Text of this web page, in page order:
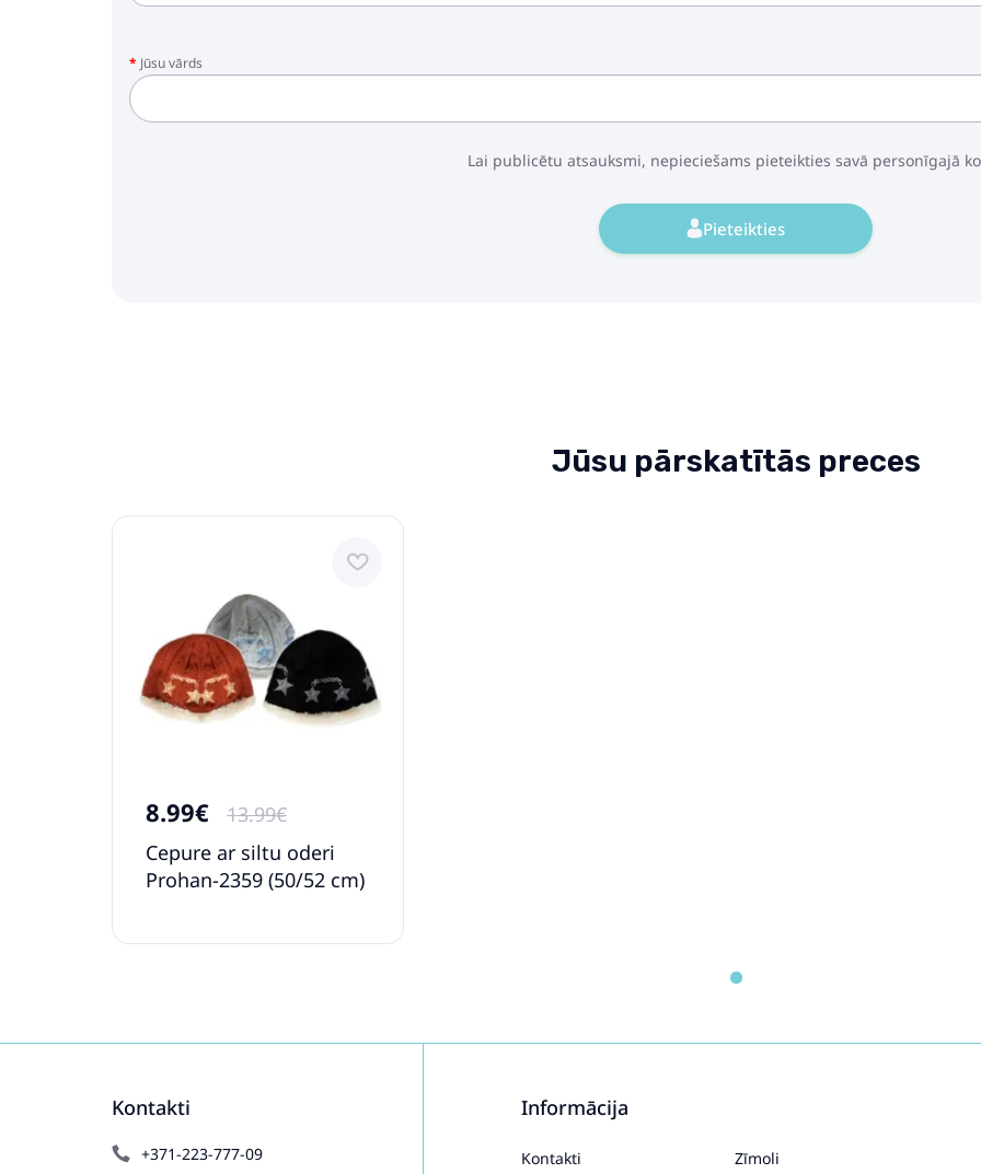
Jūsu vārds
Lai publicētu atsauksmi, nepieciešams pieteikties savā personīgajā
Pieteikties
Jūsu pārskatītās preces
8.99€
13.99€
Cepure ar siltu oderi
Prohan-2359 (50/52 cm)
Kontakti
+371-223-777-09
Informācija
Kontakti Zīmoli